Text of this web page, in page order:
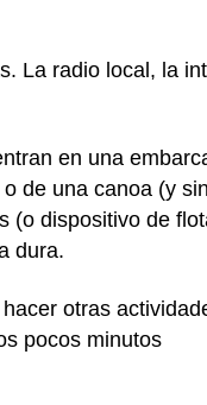
La radio local, la
en una
de una canoa (y sin
(o dispositivo de
dura.
otras
pocos minutos